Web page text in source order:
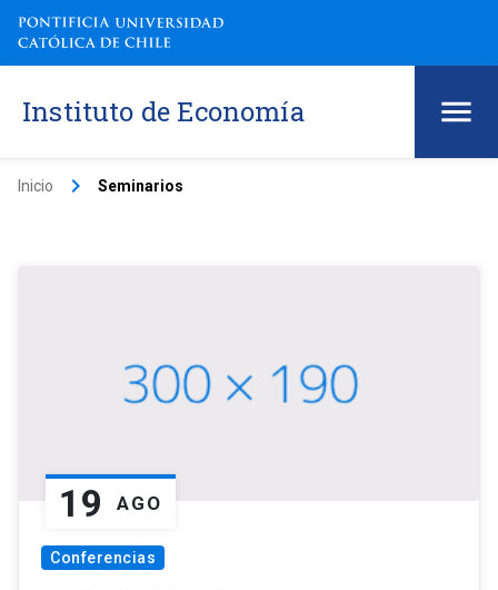
Instituto de Economía
Inicio keyboard_arrow_right Seminarios
19 AGO
Conferencias